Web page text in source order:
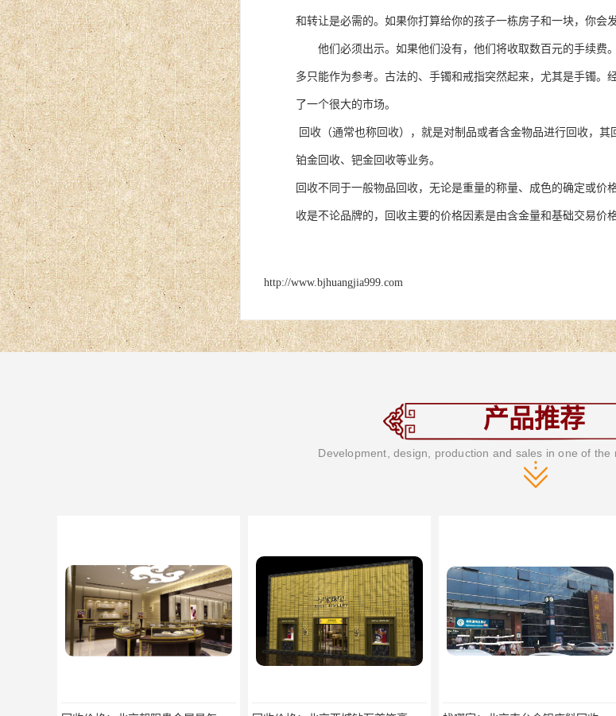
和转让是必需的。如果你打算给你的孩子一栋房子和一块，你会
他们必须出示。如果他们没有，他们将收取数百元的手续费
多只能作为参考。古法的、手镯和戒指突然起来，尤其是手镯
了一个很大的市场。
回收（通常也称回收），就是对制品或者含金物品进行回收，
铂金回收、钯金回收等业务。
回收不同于一般物品回收，无论是重量的称量、成色的确定或
收是不论品牌的，回收主要的价格因素是由含金量和基础交易价格
http://www.bjhuangjia999.com
产品推荐
Development, design, production and sales in one of